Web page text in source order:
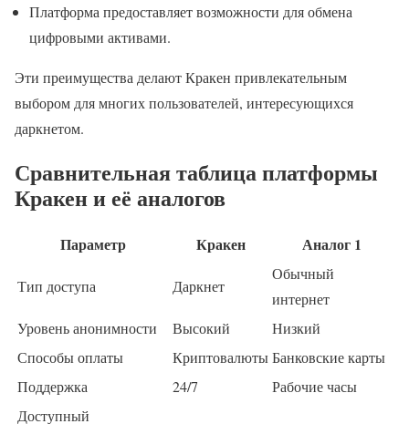
Платформа предоставляет возможности для обмена
цифровыми активами.
Эти преимущества делают Кракен привлекательным
выбором для многих пользователей, интересующихся
даркнетом.
Сравнительная таблица платформы
Кракен и её аналогов
Параметр Кракен Аналог 1
Тип доступа Даркнет
Обычный
интернет
Уровень анонимности
Высокий
Низкий
Способы оплаты
КриптовалютыБанковские карты
Поддержка
24/7
Рабочие часы
Доступный